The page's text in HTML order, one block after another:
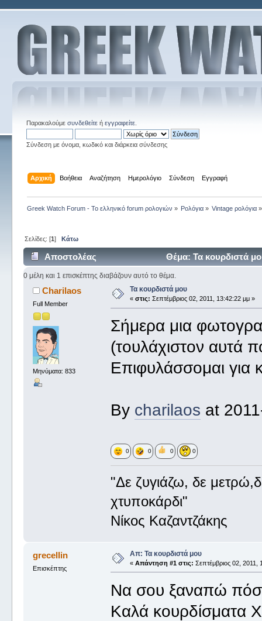
Παρακαλούμε συνδεθείτεή εγγραφείτε.
Σύνδεση με όνομα, κωδικό και διάρκεια σύνδεσης
Αρχική Βοήθεια Αναζήτηση Ημερολόγιο Σύνδεση Εγγραφή
Greek Watch Forum - Το ελληνικό forum ρολογιών » Ρολόγια » Vintage ρολόγια »
Σελίδες: [1] Κάτω
Αποστολέας Θέμα: Τα κουρδιστά
0 μέλη και 1 επισκέπτης διαβάζουν αυτό το θέμα.
Charilaos
Full Member
Μηνύματα: 833
Τα κουρδιστά μου
« στις: Σεπτέμβριος 02, 2011, 13:42:22 μμ »
Σήμερα μια
(τουλάχιστον αυτά
Επιφυλάσσομαι για
By charilaos at
0 0 0 0
"Δε ζυγιάζω, δε
χτυποκάρδι"
Νίκος Καζαντζάκης
grecellin
Επισκέπτης
Απ: Τα κουρδιστά μου
« Απάντηση #1 στις: Σεπτέμβριος 02, 2011,
Να σου ξαναπώ
Καλά κουρδίσματα